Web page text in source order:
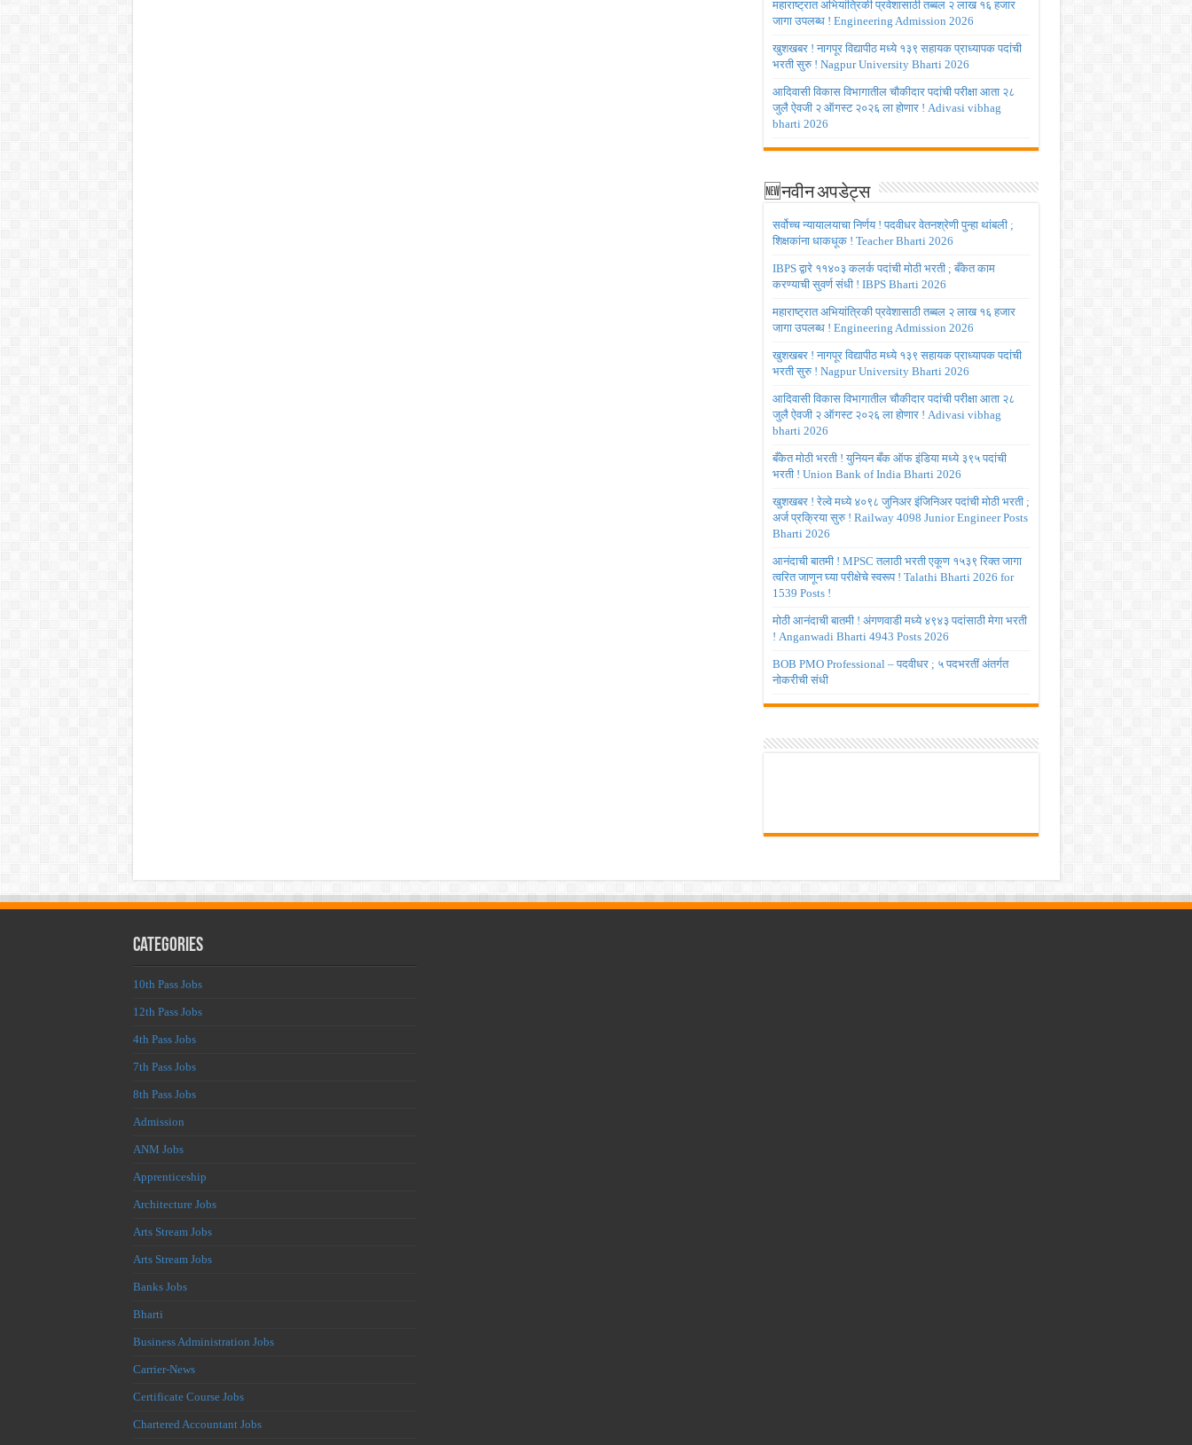
महाराष्ट्रात अभियांत्रिकी प्रवेशासाठी तब्बल २ लाख १६ हजार
जागा उपलब्ध ! Engineering Admission 2026
खुशखबर ! नागपूर विद्यापीठ मध्ये १३९ सहायक प्राध्यापक पदांची
भरती सुरु ! Nagpur University Bharti 2026
आदिवासी विकास विभागातील चौकीदार पदांची परीक्षा आता २८
जुलै ऐवजी २ ऑगस्ट २०२६ ला होणार ! Adivasi vibhag
bharti 2026
🆕नवीन अपडेट्स
सर्वोच्च न्यायालयाचा निर्णय ! पदवीधर वेतनश्रेणी पुन्हा थांबली ;
शिक्षकांना धाकधूक ! Teacher Bharti 2026
IBPS द्वारे ११४०३ कलर्क पदांची मोठी भरती ; बँकेत काम
करण्याची सुवर्ण संधी ! IBPS Bharti 2026
महाराष्ट्रात अभियांत्रिकी प्रवेशासाठी तब्बल २ लाख १६ हजार
जागा उपलब्ध ! Engineering Admission 2026
खुशखबर ! नागपूर विद्यापीठ मध्ये १३९ सहायक प्राध्यापक पदांची
भरती सुरु ! Nagpur University Bharti 2026
आदिवासी विकास विभागातील चौकीदार पदांची परीक्षा आता २८
जुलै ऐवजी २ ऑगस्ट २०२६ ला होणार ! Adivasi vibhag
bharti 2026
बँकेत मोठी भरती ! युनियन बँक ऑफ इंडिया मध्ये ३९५ पदांची
भरती ! Union Bank of India Bharti 2026
खुशखबर ! रेल्वे मध्ये ४०९८ जुनिअर इंजिनिअर पदांची मोठी भरती ;
अर्ज प्रक्रिया सुरु ! Railway 4098 Junior Engineer Posts
Bharti 2026
आनंदाची बातमी ! MPSC तलाठी भरती एकूण १५३९ रिक्त जागा
त्वरित जाणून घ्या परीक्षेचे स्वरूप ! Talathi Bharti 2026 for
1539 Posts !
मोठी आनंदाची बातमी ! अंगणवाडी मध्ये ४९४३ पदांसाठी मेगा भरती
! Anganwadi Bharti 4943 Posts 2026
BOB PMO Professional – पदवीधर ; ५ पदभरतीं अंतर्गत
नोकरीची संधी
Categories
10th Pass Jobs
12th Pass Jobs
4th Pass Jobs
7th Pass Jobs
8th Pass Jobs
Admission
ANM Jobs
Apprenticeship
Architecture Jobs
Arts Stream Jobs
Arts Stream Jobs
Banks Jobs
Bharti
Business Administration Jobs
Carrier-News
Certificate Course Jobs
Chartered Accountant Jobs